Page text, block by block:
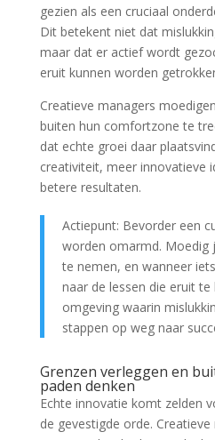
gezien als een cruciaal
Dit betekent niet dat
maar dat er actief wordt
eruit kunnen worden
Creatieve managers
buiten hun comfortzone te
dat echte groei daar
creativiteit, meer innovatieve
betere resultaten.
Actiepunt: Bevorder een
worden omarmd. Moedig
te nemen, en wanneer
naar de lessen die eruit te
omgeving waarin
stappen op weg naar
Grenzen verleggen en
paden denken
Echte innovatie komt zelden
de gevestigde orde.